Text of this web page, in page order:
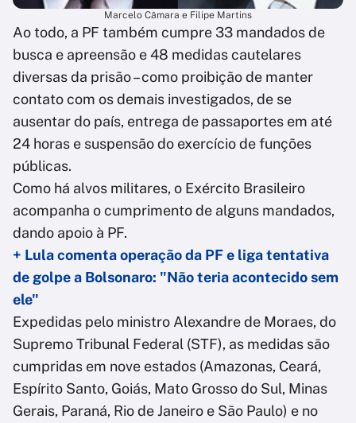
Marcelo Câmara e Filipe Martins
Ao todo, a PF também cumpre 33 mandados de
busca e apreensão e 48 medidas cautelares
diversas da prisão – como proibição de manter
contato com os demais investigados, de se
ausentar do país, entrega de passaportes em até
24 horas e suspensão do exercício de funções
públicas.
Como há alvos militares, o Exército Brasileiro
acompanha o cumprimento de alguns mandados,
dando apoio à PF.
+ Lula comenta operação da PF e liga tentativa
de golpe a Bolsonaro: "Não teria acontecido sem
ele"
Expedidas pelo ministro Alexandre de Moraes, do
Supremo Tribunal Federal (STF), as medidas são
cumpridas em nove estados (Amazonas, Ceará,
Espírito Santo, Goiás, Mato Grosso do Sul, Minas
Gerais, Paraná, Rio de Janeiro e São Paulo) e no